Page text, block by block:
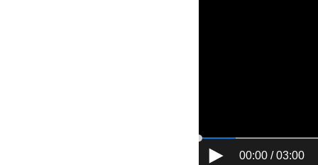
00:00 / 03:00